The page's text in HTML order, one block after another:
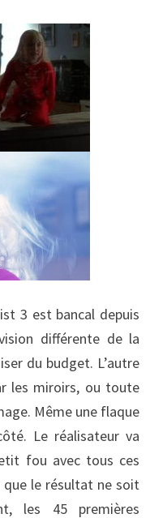
3 est bancal depuis
différente de la
du budget. L’autre
les miroirs, ou toute
Même une flaque
Le réalisateur va
fou avec tous ces
le résultat ne soit
les 45 premières